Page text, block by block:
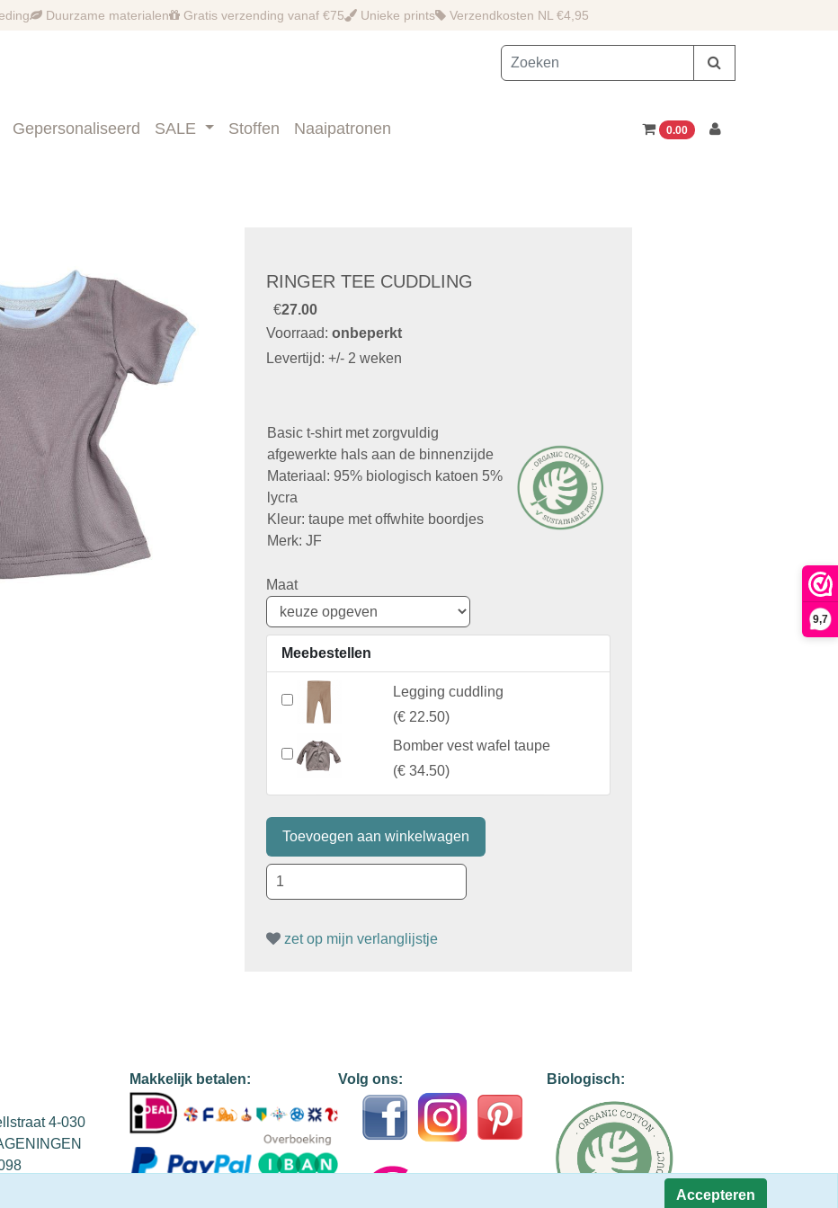
9,7
Duurzame materialen Gratis verzending vanaf €75 Unieke prints Verzendkosten NL €4,95
Gepersonaliseerd SALE Stoffen Naaipatronen 0.00
RINGER TEE CUDDLING
€27.00
Voorraad: onbeperkt
Levertijd: +/- 2 weken
Basic t-shirt met zorgvuldig
afgewerkte hals aan de binnenzijde
Materiaal: 95% biologisch katoen 5%
lycra
Kleur: taupe met offwhite boordjes
Merk: JF
Maat
Meebestellen
Legging cuddling
(€ 22.50)
Bomber vest wafel taupe
(€ 34.50)
zet op mijn verlanglijstje
4-030
Makkelijk betalen: Volg ons: Biologisch:
Accepteren